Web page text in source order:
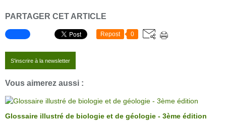
PARTAGER CET ARTICLE
Repost 0
S'inscrire à la newsletter
Vous aimerez aussi :
Glossaire illustré de biologie et de géologie - 3ème édition